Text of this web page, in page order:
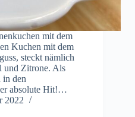
mit dem
Kuchen mit dem
steckt nämlich
und Zitrone. Als
in den
absolute Hit!…
2022